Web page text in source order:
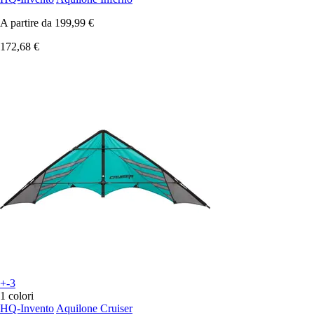
A partire da 199,99 €
172,68 €
+-3
1 colori
HQ-Invento Aquilone Cruiser